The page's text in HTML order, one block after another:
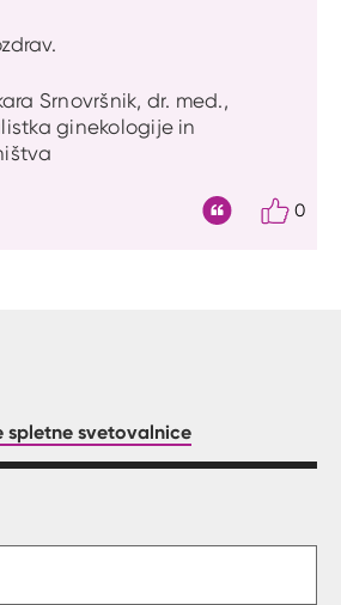
Srnovršnik, dr. med.,
ginekologije in
0
spletne svetovalnice
vprašanje